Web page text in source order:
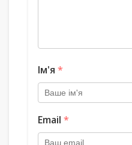
Ім'я *
Email *